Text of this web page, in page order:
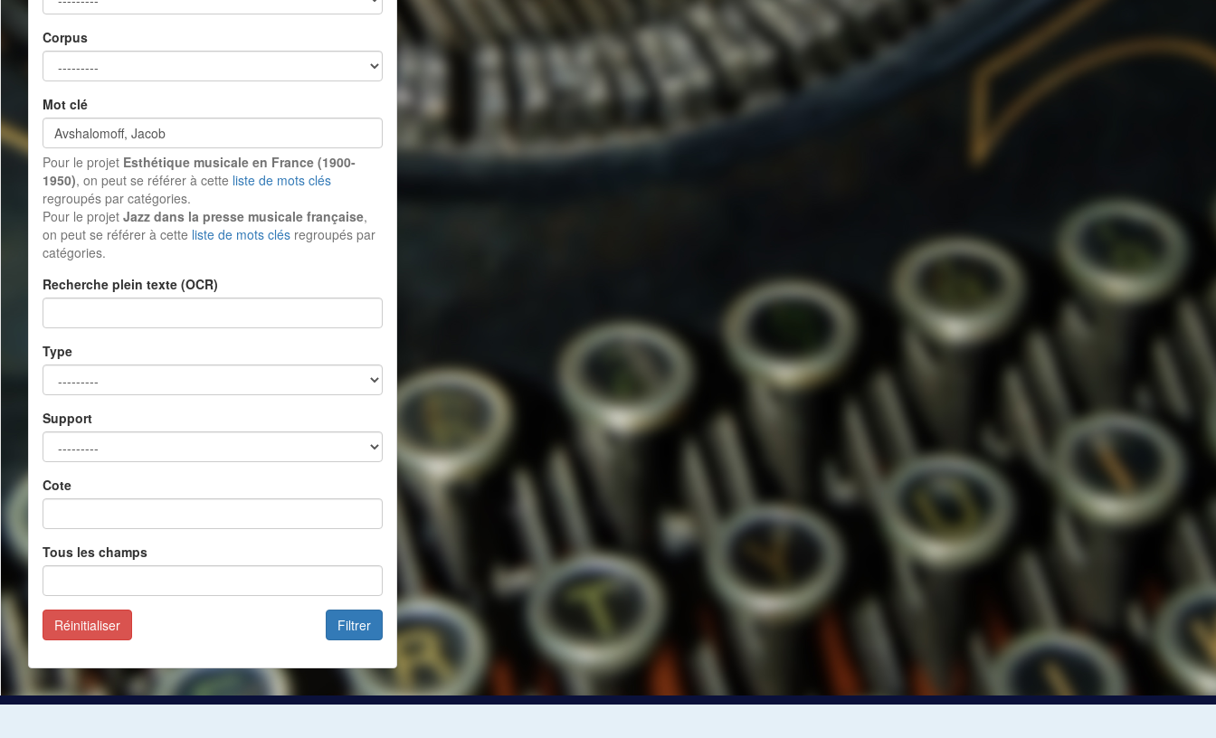
Corpus
Mot clé
Pour le projet Esthétique musicale en France (1900-
1950), on peut se référer à cette liste de mots clés
regroupés par catégories.
Pour le projet Jazz dans la presse musicale française,
on peut se référer à cette liste de mots clés regroupés par
catégories.
Recherche plein texte (OCR)
Type
Support
Cote
Tous les champs
Filtrer
Réinitialiser